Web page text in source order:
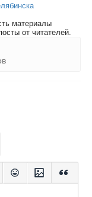
материалы
от читателей.